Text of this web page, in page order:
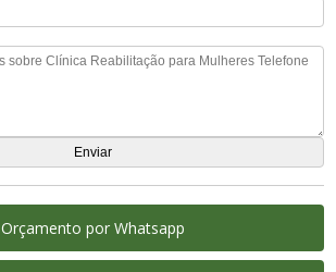
Orçamento por Whatsapp